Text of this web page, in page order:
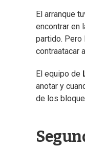
El arranque
encontrar en
partido. Pero
contraatacar
El equipo de
anotar y
de los